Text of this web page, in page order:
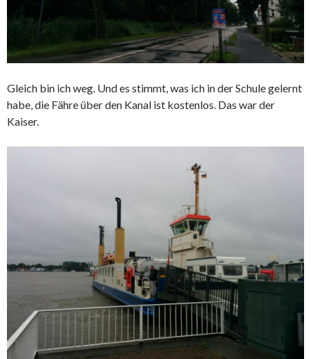
Gleich bin ich weg. Und es stimmt, was ich in der Schule gelernt
habe, die Fähre über den Kanal ist kostenlos. Das war der
Kaiser.